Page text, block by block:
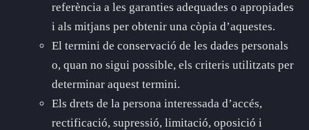
referència a les garanties adequades o apropiades
i als mitjans per obtenir una còpia d’aquestes.
El termini de conservació de les dades personals
o, quan no sigui possible, els criteris utilitzats per
determinar aquest termini.
Els drets de la persona interessada d’accés,
rectificació, supressió, limitació, oposició i